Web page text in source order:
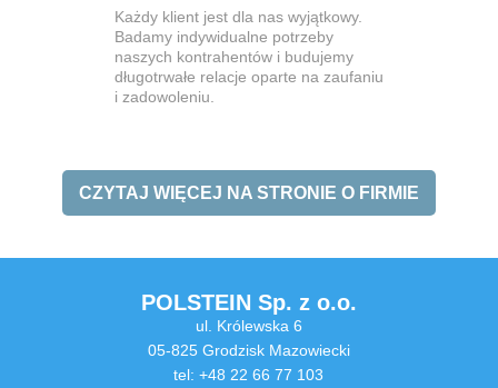
Każdy klient jest dla nas wyjątkowy.
Badamy indywidualne potrzeby
naszych kontrahentów i budujemy
długotrwałe relacje oparte na zaufaniu
i zadowoleniu.
CZYTAJ WIĘCEJ NA STRONIE O FIRMIE
POLSTEIN Sp. z o.o.
ul. Królewska 6
05-825 Grodzisk Mazowiecki
tel: +48 22 66 77 103